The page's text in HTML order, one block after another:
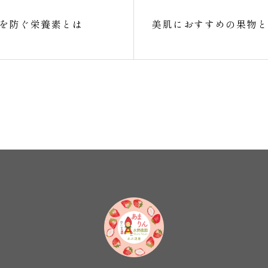
防ぐ栄養素とは 美肌におすすめの果物